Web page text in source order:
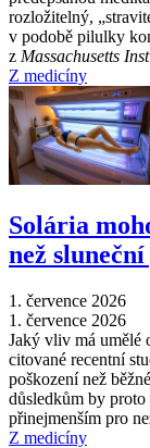
rozložitelný,
v podobě pilulky
z Massachusetts
Z medicíny
Solária
než
1. července 2026
1. července 2026
Jaký vliv má umělé
citované recentní
poškození než
důsledkům by
přinejmenším pro
Z medicíny